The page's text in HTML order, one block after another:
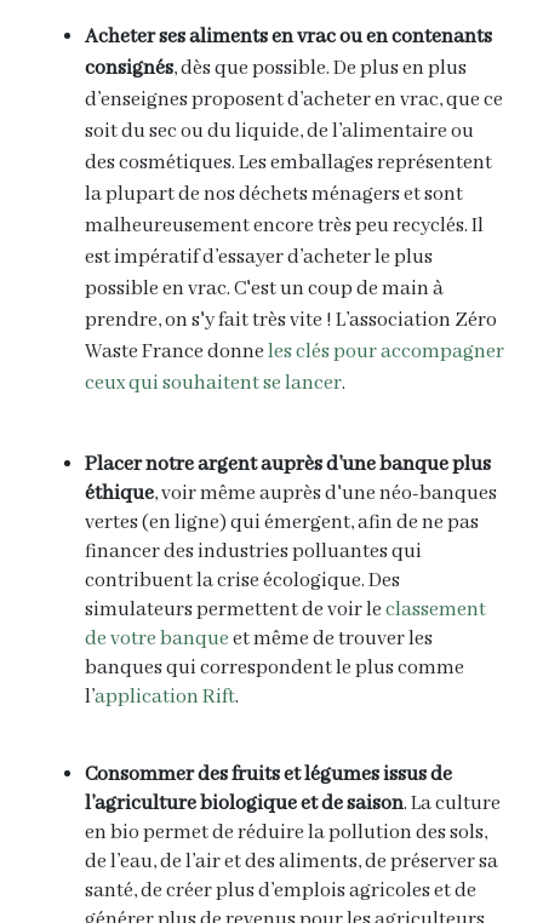
Acheterses aliments en vrac ou en contenants
consignés,dès que possible.De plus en plus
d’enseignes proposent d’acheter en vrac, que ce
soit du sec ou du liquide, de l’alimentaire ou
des cosmétiques. Les emballages représentent
la plupart de nos déchets ménagers et sont
malheureusement encore très peu recyclés. Il
est impératif d’essayer d’acheter le plus
possible en vrac. C'est un coup de main à
prendre, on s'y fait très vite ! L’association Zéro
Waste France donneles clés pour accompagner
ceux qui souhaitent se lancer.
Placer notre argent auprès d’une banque plus
éthique, voir même auprès d'une néo-banques
vertes (en ligne) qui émergent, afin de ne pas
financer des industries polluantes qui
contribuent la crise écologique. Des
simulateurs permettent de voir leclassement
de votre banqueet même de trouver les
banques qui correspondent le plus comme
l’application Rift.
Consommer des fruits et légumes issus de
l’agriculture biologique et de saison. La culture
en bio permet de réduire la pollution des sols,
de l’eau, de l’air et des aliments, de préserver sa
santé, de créer plus d’emplois agricoles et de